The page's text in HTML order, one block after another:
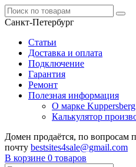
Санкт-Петербург
Статьи
Доставка и оплата
Подключение
Гарантия
Ремонт
Полезная информация
О марке Kuppersberg
Калькулятор
Домен продаётся, по вопросам
почту bestsites4sale@gmail.com
В корзине 0 товаров